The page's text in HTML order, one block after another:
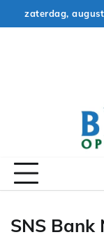
to
zaterdag,
SNS